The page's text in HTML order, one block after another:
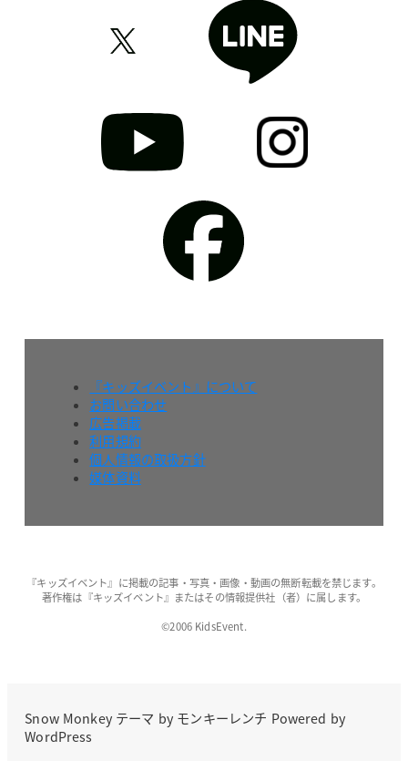
『キッズイベント』について
お問い合わせ
広告掲載
利用規約
個人情報の取扱方針
媒体資料
『キッズイベント』に掲載の記事・写真・画像・動画の無断転載を禁じます。
著作権は『キッズイベント』またはその情報提供社（者）に属します。
©2006 KidsEvent.
Snow Monkeyテーマ by モンキーレンチ Powered by
WordPress